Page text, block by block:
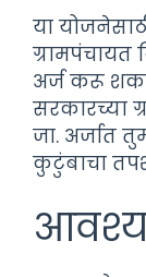
या
ग्रामपंचायत
अर्ज करू
सरकारच्या
जा. अर्जात
कुटुंबाचा